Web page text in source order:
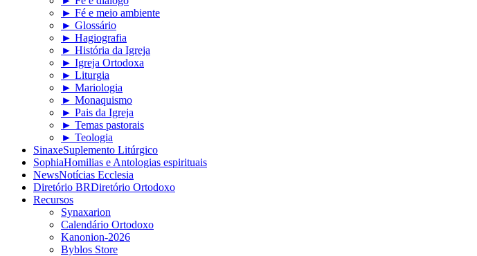
► Fé e meio ambiente
► Glossário
► Hagiografia
► História da Igreja
► Igreja Ortodoxa
► Liturgia
► Mariologia
► Monaquismo
► Pais da Igreja
► Temas pastorais
► Teologia
SinaxeSuplemento Litúrgico
SophiaHomilias e Antologias espirituais
NewsNotícias Ecclesia
Diretório BRDiretório Ortodoxo
Recursos
Synaxarion
Calendário Ortodoxo
Kanonion-2026
Byblos Store